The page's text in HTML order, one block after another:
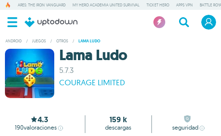
ARES: THE IRON VANGUARD MY HERO ACADEMIA UNITED SURVIVAL TICKET HERO APPS VPN BATTLE
ANDROID / JUEGOS / OTROS / LAMA LUDO
Lama Ludo
5.7.3
COURAGE LIMITED
4.3
190valoraciones
159 k
descargas seguridad